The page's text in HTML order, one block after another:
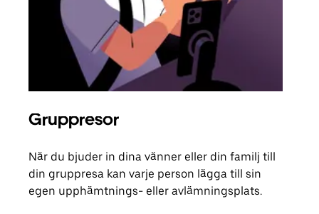
Gruppresor
När du bjuder in dina vänner eller din familj till
din gruppresa kan varje person lägga till sin
egen upphämtnings- eller avlämningsplats.